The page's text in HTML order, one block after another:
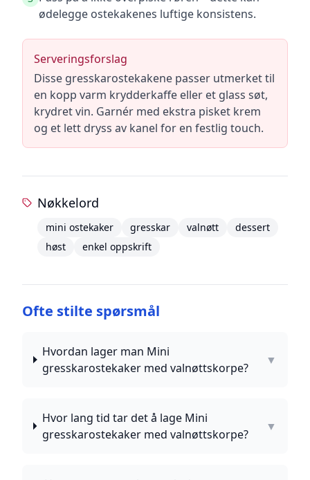
ødelegge ostekakenes luftige konsistens.
Serveringsforslag
Disse gresskarostekakene passer utmerket til
en kopp varm krydderkaffe eller et glass søt,
krydret vin. Garnér med ekstra pisket krem
og et lett dryss av kanel for en festlig touch.
Nøkkelord
mini ostekaker gresskar valnøtt
dessert
høst
enkel oppskrift
Ofte stilte spørsmål
Hvordan lager man Mini
gresskarostekaker med valnøttskorpe?
▼
Hvor lang tid tar det å lage Mini
gresskarostekaker med valnøttskorpe?
▼